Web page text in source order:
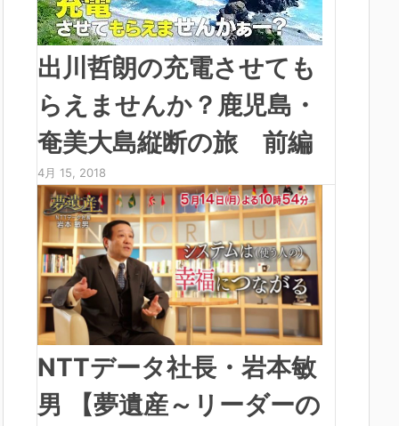
出川哲朗の充電させても
らえませんか？鹿児島・
奄美大島縦断の旅 前編
4月 15, 2018
NTTデータ社長・岩本敏
男 【夢遺産～リーダーの